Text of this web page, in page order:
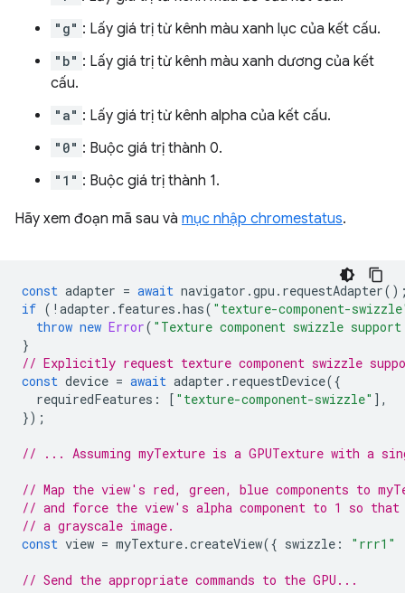
"g" : Lấy giá trị từ kênh màu xanh lục của kết cấu.
"b" : Lấy giá trị từ kênh màu xanh dương của kết
cấu.
"a" : Lấy giá trị từ kênh alpha của kết cấu.
"0" : Buộc giá trị thành 0.
"1" : Buộc giá trị thành 1.
Hãy xem đoạn mã sau và mục nhập chromestatus.
const adapter = await navigator .gpu . requestAdapter
if ( ! adapter . features .has( "texture-component-
throw new Error( "Texture component swizzle
}
// Explicitly request texture component swizzle
const device = await adapter . requestDevice({
requiredFeatures : [ "texture-component-swizzle" ],
});
// ... Assuming myTexture is a GPUTexture with a
// Map the view's red, green, blue components to
// and force the view's alpha component to 1 so
// a grayscale image.
const view = myTexture.createView({ swizzle : "rrr1"
// Send the appropriate commands to the GPU...